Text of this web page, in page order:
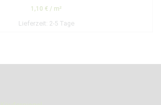
1,10 € / m²
Lieferzeit: 2-5 Tage